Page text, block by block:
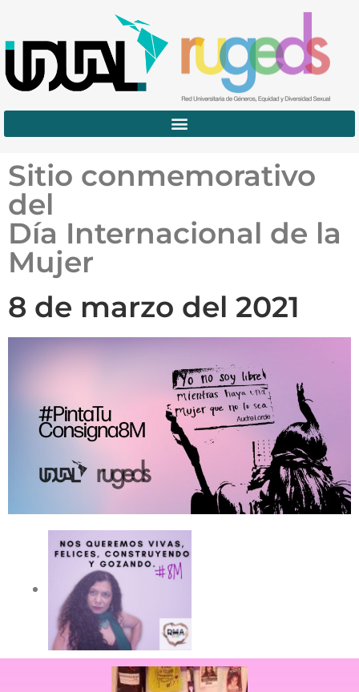
Sitio conmemorativo
del
Día Internacional de la
Mujer
8 de marzo del 2021